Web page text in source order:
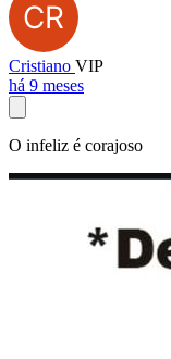
Cristiano VIP
há 9 meses
O infeliz é corajoso